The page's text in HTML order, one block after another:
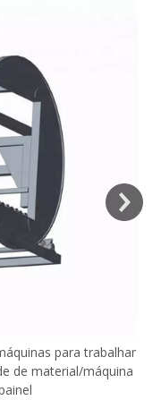
para trabalhar
de material/máquina